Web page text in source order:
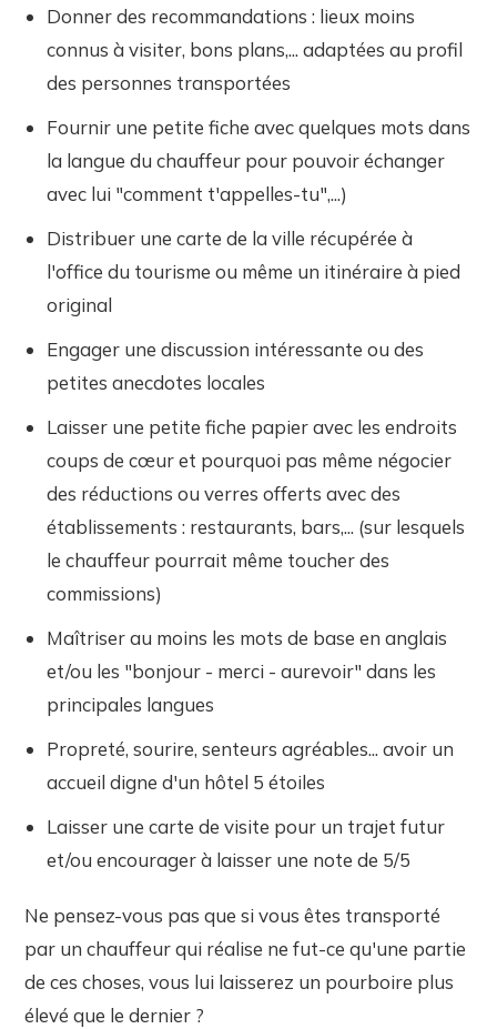
Donner des recommandations : lieux moins
connus à visiter, bons plans,... adaptées au profil
des personnes transportées
Fournir une petite fiche avec quelques mots dans
la langue du chauffeur pour pouvoir échanger
avec lui "comment t'appelles-tu",...)
Distribuer une carte de la ville récupérée à
l'office du tourisme ou même un itinéraire à pied
original
Engager une discussion intéressante ou des
petites anecdotes locales
Laisser une petite fiche papier avec les endroits
coups de cœur et pourquoi pas même négocier
des réductions ou verres offerts avec des
établissements : restaurants, bars,... (sur lesquels
le chauffeur pourrait même toucher des
commissions)
Maîtriser au moins les mots de base en anglais
et/ou les "bonjour - merci - aurevoir" dans les
principales langues
Propreté, sourire, senteurs agréables... avoir un
accueil digne d'un hôtel 5 étoiles
Laisser une carte de visite pour un trajet futur
et/ou encourager à laisser une note de 5/5
Ne pensez-vous pas que si vous êtes transporté
par un chauffeur qui réalise ne fut-ce qu'une partie
de ces choses, vous lui laisserez un pourboire plus
élevé que le dernier ?